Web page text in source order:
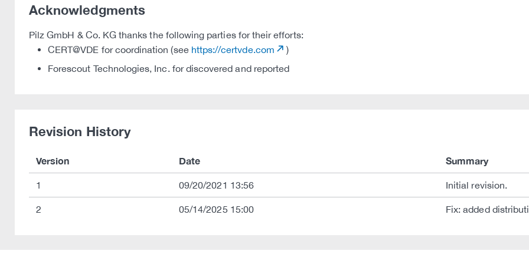
Acknowledgments
Pilz GmbH & Co. KG thanks the following parties for their efforts:
CERT@VDE for coordination (see https://certvde.com
)
Forescout Technologies, Inc. for discovered and reported
Revision History
Version Date Summary
1 09/20/2021 13:56 Initial revision.
2 05/14/2025 15:00 Fix: added